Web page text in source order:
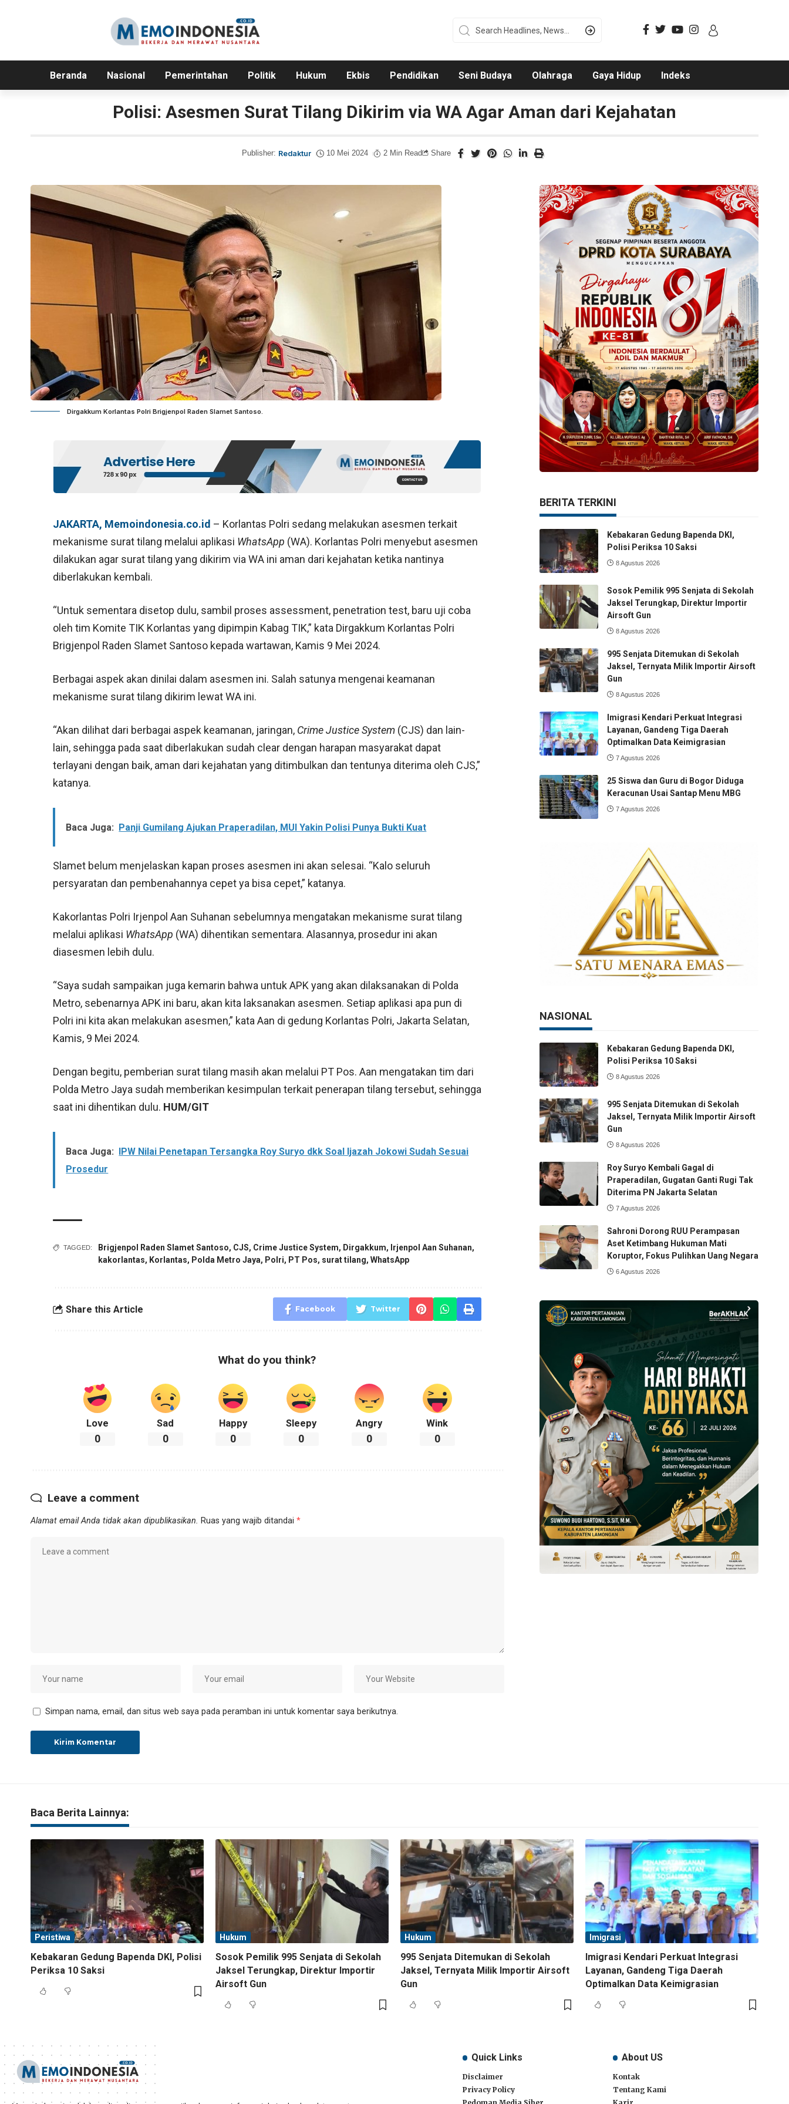
Beranda Nasional Pemerintahan Politik Hukum Ekbis Pendidikan Seni Budaya Olahraga Gaya Hidup Indeks
Polisi: Asesmen Surat Tilang Dikirim via WA Agar Aman dari Kejahatan
Publisher: Redaktur 10 Mei 2024 2 Min Read Share
Dirgakkum Korlantas Polri Brigjenpol Raden Slamet Santoso.
JAKARTA, Memoindonesia.co.id – Korlantas Polri sedang melakukan asesmen terkait
mekanisme surat tilang melalui aplikasi WhatsApp (WA). Korlantas Polri menyebut asesmen
dilakukan agar surat tilang yang dikirim via WA ini aman dari kejahatan ketika nantinya
diberlakukan kembali.
“Untuk sementara disetop dulu, sambil proses assessment, penetration test, baru uji coba
oleh tim Komite TIK Korlantas yang dipimpin Kabag TIK,” kata Dirgakkum Korlantas Polri
Brigjenpol Raden Slamet Santoso kepada wartawan, Kamis 9 Mei 2024.
Berbagai aspek akan dinilai dalam asesmen ini. Salah satunya mengenai keamanan
mekanisme surat tilang dikirim lewat WA ini.
“Akan dilihat dari berbagai aspek keamanan, jaringan, Crime Justice System (CJS) dan lain-
lain, sehingga pada saat diberlakukan sudah clear dengan harapan masyarakat dapat
terlayani dengan baik, aman dari kejahatan yang ditimbulkan dan tentunya diterima oleh CJS,”
katanya.
Baca Juga: Panji Gumilang Ajukan Praperadilan, MUI Yakin Polisi Punya Bukti Kuat
Slamet belum menjelaskan kapan proses asesmen ini akan selesai. “Kalo seluruh
persyaratan dan pembenahannya cepet ya bisa cepet,” katanya.
Kakorlantas Polri Irjenpol Aan Suhanan sebelumnya mengatakan mekanisme surat tilang
melalui aplikasi WhatsApp (WA) dihentikan sementara. Alasannya, prosedur ini akan
diasesmen lebih dulu.
“Saya sudah sampaikan juga kemarin bahwa untuk APK yang akan dilaksanakan di Polda
Metro, sebenarnya APK ini baru, akan kita laksanakan asesmen. Setiap aplikasi apa pun di
Polri ini kita akan melakukan asesmen,” kata Aan di gedung Korlantas Polri, Jakarta Selatan,
Kamis, 9 Mei 2024.
Dengan begitu, pemberian surat tilang masih akan melalui PT Pos. Aan mengatakan tim dari
Polda Metro Jaya sudah memberikan kesimpulan terkait penerapan tilang tersebut, sehingga
saat ini dihentikan dulu. HUM/GIT
Baca Juga:
IPW Nilai Penetapan Tersangka Roy Suryo dkk Soal Ijazah Jokowi Sudah Sesuai
Prosedur
TAGGED: Brigjenpol Raden Slamet Santoso, CJS, Crime Justice System, Dirgakkum, Irjenpol Aan Suhanan,
kakorlantas, Korlantas, Polda Metro Jaya, Polri, PT Pos, surat tilang,WhatsApp
Share this Article Facebook Twitter
What do you think?
Love
0
Sad
0
Happy
0
Sleepy
0
Angry
0
Wink
0
Leave a comment
Alamat email Anda tidak akan dipublikasikan. Ruas yang wajib ditandai *
Simpan nama, email, dan situs web saya pada peramban ini untuk komentar saya berikutnya.
BERITA TERKINI
Kebakaran Gedung Bapenda DKI,
Polisi Periksa 10 Saksi
8 Agustus 2026
Sosok Pemilik 995 Senjata di Sekolah
Jaksel Terungkap, Direktur Importir
Airsoft Gun
8 Agustus 2026
995 Senjata Ditemukan di Sekolah
Jaksel, Ternyata Milik Importir Airsoft
Gun
8 Agustus 2026
Imigrasi Kendari Perkuat Integrasi
Layanan, Gandeng Tiga Daerah
Optimalkan Data Keimigrasian
7 Agustus 2026
25 Siswa dan Guru di Bogor Diduga
Keracunan Usai Santap Menu MBG
7 Agustus 2026
NASIONAL
Kebakaran Gedung Bapenda DKI,
Polisi Periksa 10 Saksi
8 Agustus 2026
995 Senjata Ditemukan di Sekolah
Jaksel, Ternyata Milik Importir Airsoft
Gun
8 Agustus 2026
Roy Suryo Kembali Gagal di
Praperadilan, Gugatan Ganti Rugi Tak
Diterima PN Jakarta Selatan
7 Agustus 2026
Sahroni Dorong RUU Perampasan
Aset Ketimbang Hukuman Mati
Koruptor, Fokus Pulihkan Uang Negara
6 Agustus 2026
Baca Berita Lainnya:
Peristiwa
Kebakaran Gedung Bapenda DKI, Polisi
Periksa 10 Saksi
Hukum
Sosok Pemilik 995 Senjata di Sekolah
Jaksel Terungkap, Direktur Importir
Airsoft Gun
Hukum
995 Senjata Ditemukan di Sekolah
Jaksel, Ternyata Milik Importir Airsoft
Gun
Imigrasi
Imigrasi Kendari Perkuat Integrasi
Layanan, Gandeng Tiga Daerah
Optimalkan Data Keimigrasian
Quick Links
Disclaimer
Privacy Policy
About US
Kontak
Tentang Kami